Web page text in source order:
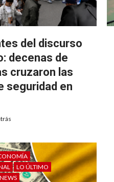
del discurso
decenas de
cruzaron las
seguridad en
LO ÚLTIMO
NEWS